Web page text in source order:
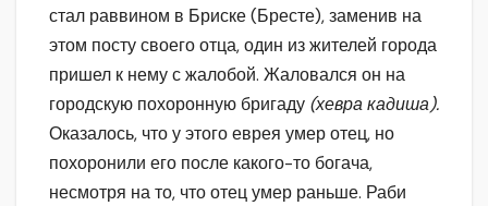
стал раввином в Бриске (Бресте), заменив на
этом посту своего отца, один из жителей города
пришел к нему с жалобой. Жаловался он на
городскую похоронную бригаду (хевра кадиша).
Оказалось, что у этого еврея умер отец, но
похоронили его после какого-то богача,
несмотря на то, что отец умер раньше. Раби